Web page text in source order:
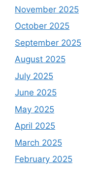
November 2025
October 2025
September 2025
August 2025
July 2025
June 2025
May 2025
April 2025
March 2025
February 2025